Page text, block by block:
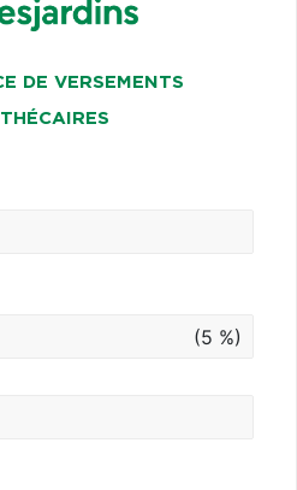
DE VERSEMENTS
(5 %)